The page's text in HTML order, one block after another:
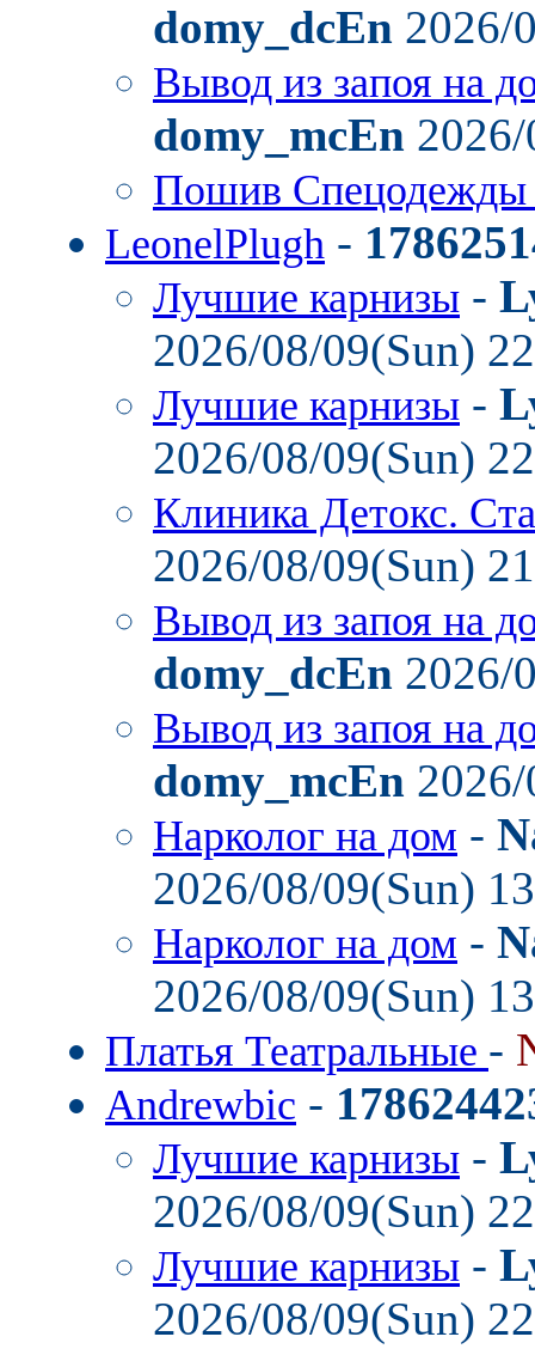
domy_dcEn 2026/
Вывод из запоя на
domy_mcEn
Пошив
LeonelPlugh -
Лучшие карнизы -
2026/08/09(Sun)
Лучшие карнизы -
2026/08/09(Sun)
Клиника Детокс.
2026/08/09(Sun)
Вывод из запоя на
domy_dcEn 2026/
Вывод из запоя на
domy_mcEn
Нарколог на дом -
2026/08/09(Sun)
Нарколог на дом -
2026/08/09(Sun)
Платья Театральные -
Andrewbic -
Лучшие карнизы -
2026/08/09(Sun)
Лучшие карнизы -
2026/08/09(Sun)